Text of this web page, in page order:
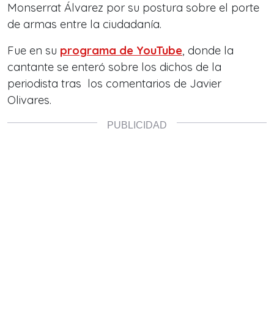
Monserrat Álvarez por su postura sobre el porte
de armas entre la ciudadanía.
Fue en su programa de YouTube, donde la
cantante se enteró sobre los dichos de la
periodista tras los comentarios de Javier
Olivares.